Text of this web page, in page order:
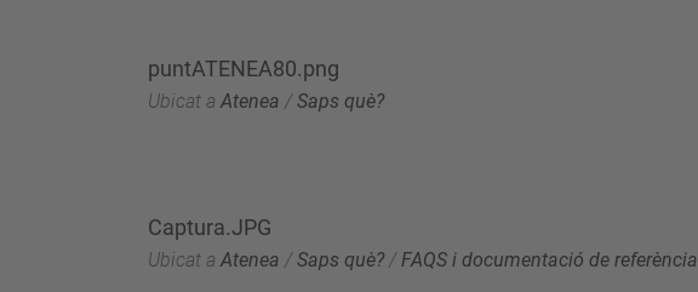
puntATENEA80.png
Ubicat a Atenea /Saps què?
Captura.JPG
Ubicat a Atenea /Saps què? / FAQS i documentació de referència